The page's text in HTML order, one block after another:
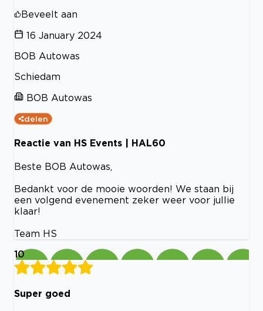
Beveelt aan
16 January 2024
BOB Autowas
Schiedam
BOB Autowas
delen
Reactie van HS Events | HAL60
Beste BOB Autowas,
Bedankt voor de mooie woorden! We staan bij
een volgend evenement zeker weer voor jullie
klaar!
Team HS
10
Super goed